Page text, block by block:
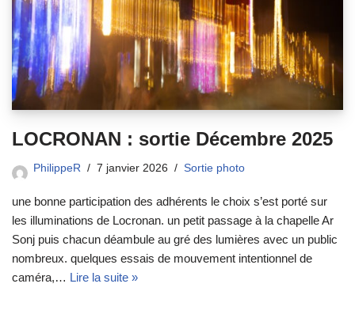
LOCRONAN : sortie Décembre 2025
PhilippeR 7 janvier 2026 Sortie photo
une bonne participation des adhérents le choix s’est porté sur
les illuminations de Locronan. un petit passage à la chapelle Ar
Sonj puis chacun déambule au gré des lumières avec un public
nombreux. quelques essais de mouvement intentionnel de
caméra,… Lire la suite »